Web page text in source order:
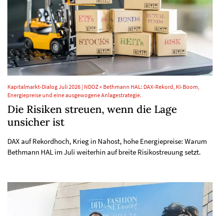
Kapitalmarkt-Dialog Juli 2026 | NDOZ × Bethmann HAL: DAX-Rekord, KI-Boom,
Energiepreise und eine ausgewogene Anlagestrategie.
Die Risiken streuen, wenn die Lage
unsicher ist
DAX auf Rekordhoch, Krieg in Nahost, hohe Energiepreise: Warum
Bethmann HAL im Juli weiterhin auf breite Risikostreuung setzt.